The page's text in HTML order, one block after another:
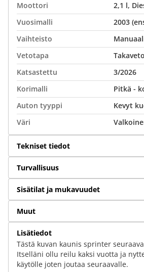
Moottori
2,1 l,
Vuosimalli
2003
Vaihteisto
Vetotapa
Takaveto
Katsastettu
3/2026
Korimalli
Pitkä -
Auton tyyppi
Kevyt
Väri
Tekniset tiedot
Turvallisuus
Sisätilat ja mukavuudet
Muut
Lisätiedot
Tästä kuvan kaunis sprinter
Itselläni ollu reilu kaksi vuotta ja
käytölle joten joutaa seuraavalle.